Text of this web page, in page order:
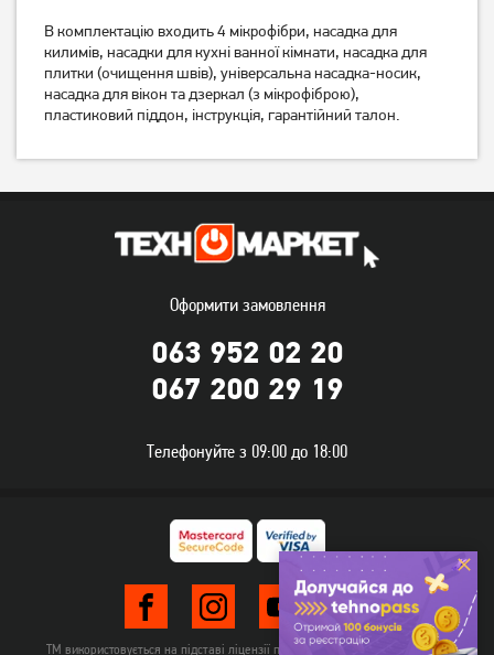
Немає в наявності
В комплектацію входить 4 мікрофібри, насадка для
килимів, насадки для кухні ванної кімнати, насадка для
плитки (очищення швів), універсальна насадка-носик,
насадка для вікон та дзеркал (з мікрофіброю),
пластиковий піддон, інструкція, гарантійний талон.
Оформити замовлення
063 952 02 20
067 200 29 19
Телефонуйте з 09:00 до 18:00
ТМ використовується на підставі ліцензії правовласника TehnomarketLTD